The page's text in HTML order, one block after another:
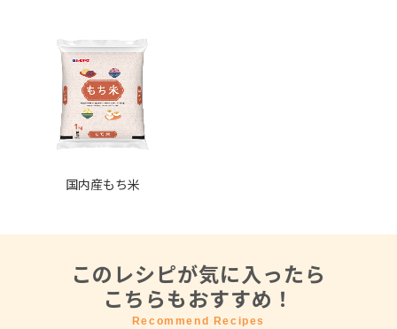
国内産もち米
このレシピが気に入ったら
こちらもおすすめ！
Recommend Recipes